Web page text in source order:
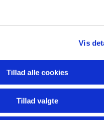
Vis
Tillad alle cookies
Tillad valgte
blot mindre ca. 1 m2 der er
og en mindre
Gravstedsejeren
renholdelse samt
mm.
finde sted.